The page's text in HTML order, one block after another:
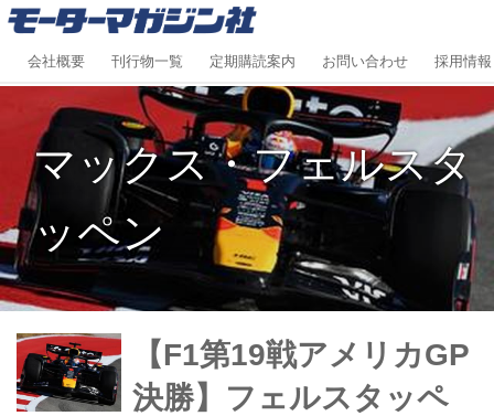
会社概要 刊行物一覧 定期購読案内 お問い合わせ 採用情報
マックス・フェルスタ
ッペン
【F1第19戦アメリカGP
決勝】フェルスタッペ